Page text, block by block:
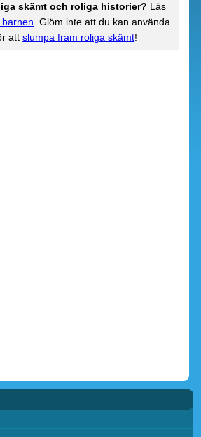
skämt och roliga historier? Läs
barnen . Glöm inte att du kan använda
attslumpa fram roliga skämt!